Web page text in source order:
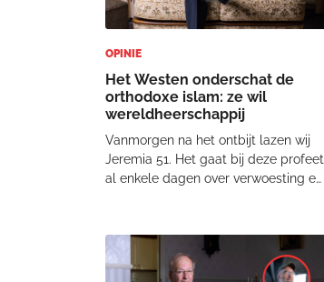
OPINIE
Het Westen onderschat de
orthodoxe islam: ze wil
wereldheerschappij
Vanmorgen na het ontbijt lazen wij
Jeremia 51. Het gaat bij deze profeet
al enkele dagen over verwoesting en
tekeergaan. Mensen zijn
gefascineerd door oorlog. Kinderen
spelen “oor